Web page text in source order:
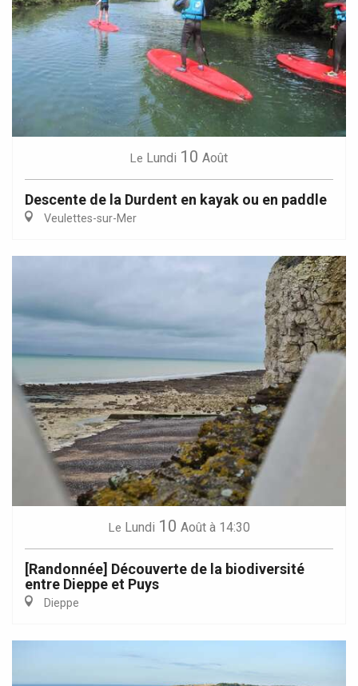
Le Lundi 10 Août
Descente de la Durdent en kayak ou en paddle
Veulettes-sur-Mer
Le Lundi 10 Août à 14:30
[Randonnée] Découverte de la biodiversité
entre Dieppe et Puys
Dieppe